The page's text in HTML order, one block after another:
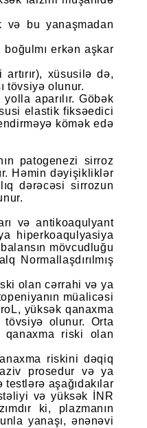
və bu yanaşmadan
boğulmı erkən aşkar
xüsusilə də,
tövsiyə olunur.
aparılır. Göbək
elastik fiksəedici
kömək edə
patogenezi sirroz
Həmin dəyişikliklər
dərəcəsi sirrozun
və antikoaqulyant
hiperkoaqulyasiya
mövcudluğu
Normallaşdırılmış
olan cərrahi və ya
müalicəsi
yüksək qanaxma
tövsiyə olunur. Orta
qanaxma riski olan
riskini dəqiq
prosedur və ya
aşağıdakılar
və yüksək İNR
ki, plazmanın
yanaşı, ənənəvi